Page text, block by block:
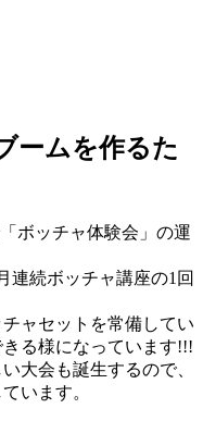
ームを作るた
ボッチャ体験会」の運
連続ボッチャ講座の1回
ャセットを常備してい
る様になっています!!!
大会も誕生するので、
います。